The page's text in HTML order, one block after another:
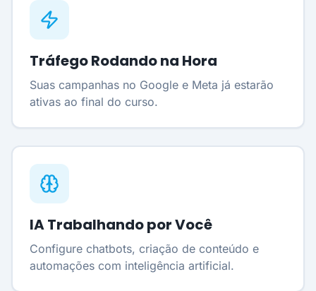
Tráfego Rodando na Hora
Suas campanhas no Google e Meta já estarão
ativas ao final do curso.
IA Trabalhando por Você
Configure chatbots, criação de conteúdo e
automações com inteligência artificial.